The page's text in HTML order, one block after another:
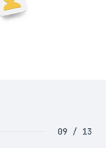
09 / 13